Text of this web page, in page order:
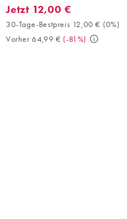
Jetzt 12,00 €. 30-Tage-
Jetzt 12,00 €
30-Tage-Bestpreis 12,00 € (0%)
Vorher 64,99 € (-81%)